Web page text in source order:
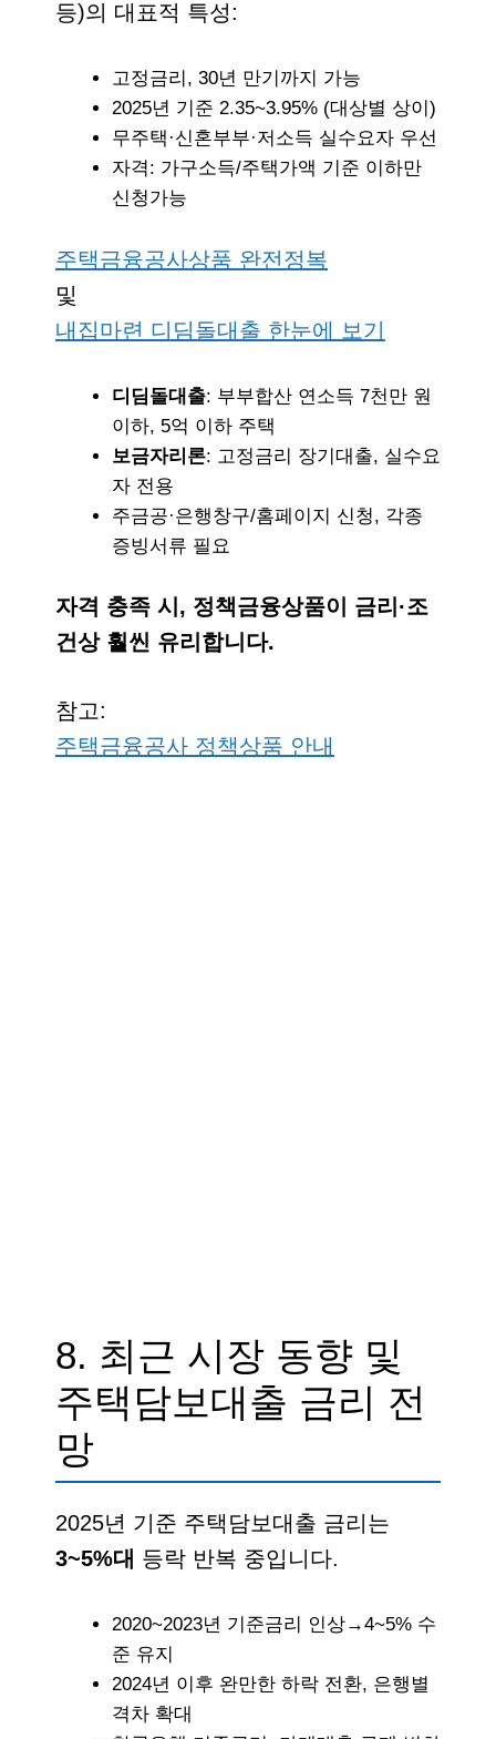
등)의 대표적 특성:
고정금리, 30년 만기까지 가능
2025년 기준 2.35~3.95% (대상별 상이)
무주택·신혼부부·저소득 실수요자 우선
자격: 가구소득/주택가액 기준 이하만
신청가능
주택금융공사상품 완전정복
및
내집마련 디딤돌대출 한눈에 보기
디딤돌대출: 부부합산 연소득 7천만 원
이하, 5억 이하 주택
보금자리론: 고정금리 장기대출, 실수요
자 전용
주금공·은행창구/홈페이지 신청, 각종
증빙서류 필요
자격 충족 시, 정책금융상품이 금리·조
건상 훨씬 유리합니다.
참고:
주택금융공사 정책상품 안내
8. 최근 시장 동향 및
주택담보대출 금리 전
망
2025년 기준 주택담보대출 금리는
3~5%대 등락 반복 중입니다.
2020~2023년 기준금리 인상→4~5% 수
준 유지
2024년 이후 완만한 하락 전환, 은행별
격차 확대